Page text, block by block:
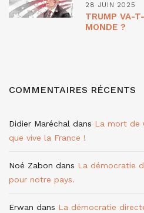
28 JUIN 2025
TRUMP VA-
MONDE ?
COMMENTAIRES RÉCENTS
Didier Maréchal dans La mort de
que vive la France !
Noé Zabon dans La démocratie
pour notre pays.
Erwan dans La démocratie